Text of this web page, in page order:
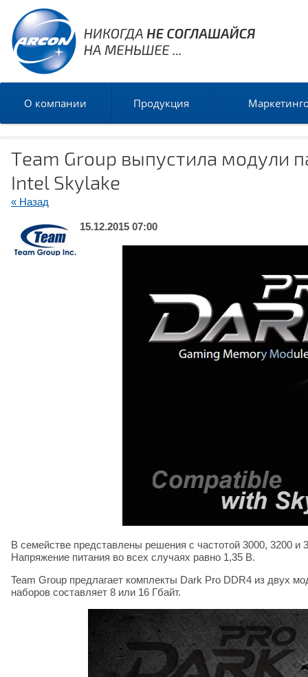
О компании Продукция
Team Group выпустила модули
Intel Skylake
« Назад
15.12.2015 07:00
В семействе представлены решения с частотой 3000, 3200
Напряжение питания во всех случаях равно 1,35 В.
Team Group предлагает комплекты Dark Pro DDR4 из двух
наборов составляет 8 или 16 Гбайт.